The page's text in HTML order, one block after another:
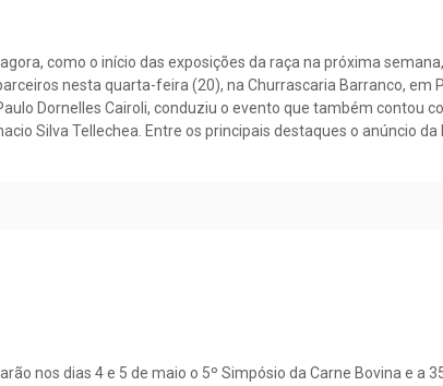
como o início das exposições da raça na próxima
nesta quarta-feira (20), na Churrascaria Barranco, em
Dornelles Cairoli, conduziu o evento que também contou
Silva Tellechea. Entre os principais destaques o anúncio
nos dias 4 e 5 de maio o 5º Simpósio da Carne Bovina e a